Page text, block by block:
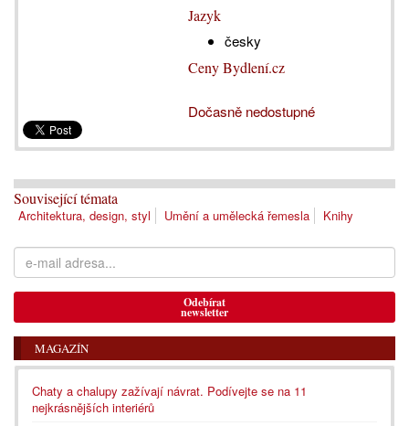
Jazyk
česky
Ceny Bydlení.cz
Dočasně nedostupné
Související témata
Architektura, design, styl Umění a umělecká řemesla Knihy
Odebírat
newsletter
MAGAZÍN
Chaty a chalupy zažívají návrat. Podívejte se na 11
nejkrásnějších interiérů